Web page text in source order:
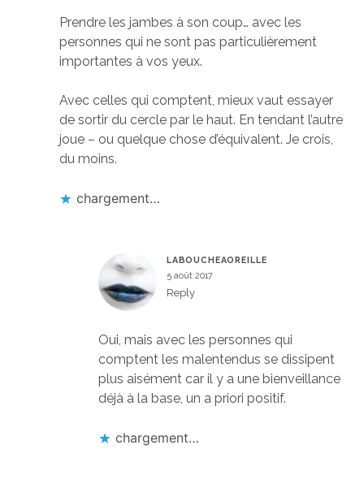
Prendre les jambes à son coup… avec les
personnes qui ne sont pas particulièrement
importantes à vos yeux.
Avec celles qui comptent, mieux vaut essayer
de sortir du cercle par le haut. En tendant l’autre
joue – ou quelque chose d’équivalent. Je crois,
du moins.
chargement…
LABOUCHEAOREILLE
5 août 2017
Reply
Oui, mais avec les personnes qui
comptent les malentendus se dissipent
plus aisément car il y a une bienveillance
déjà à la base, un a priori positif.
chargement…